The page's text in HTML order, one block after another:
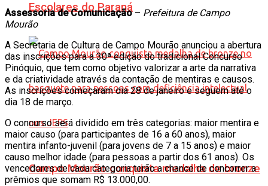
Escolares do Paraná
Campo Mourão conquista medalha de bronze
Assessoria de Comunicação– Prefeitura de Campo
Mourão
A Secretaria de Cultura de Campo Mourão anunciou a abertura
das inscrições para a 30ª edição do tradicional Concurso
Pinóquio, que tem como objetivo valorizar a arte da narrativa
e da criatividade através da contação de mentiras e causos.
As inscrições começaram dia 28 de janeiro e seguem até o
dia 18 de março.
O concurso será dividido em três categorias: maior mentira e
maior causo (para participantes de 16 a 60 anos), maior
mentira infanto-juvenil (para jovens de 7 a 15 anos) e maior
causo melhor idade (para pessoas a partir dos 61 anos). Os
vencedores de cada categoria terão a chance de concorrer a
prêmios que somam R$ 13.000,00.